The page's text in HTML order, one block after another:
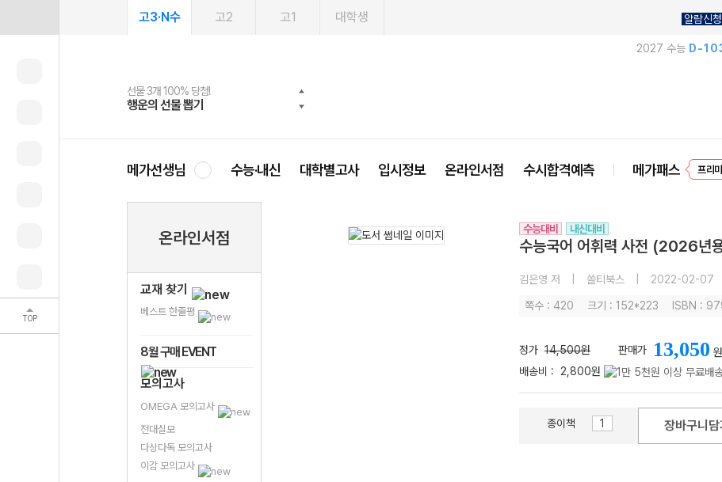
TOP
고3·N수 고2 고1 대학생 알람신청
2027 수능 D-
선물 3개 100% 당첨!
행운의 선물 뽑기
선물 100% 증정!
메가스터디 X 올리브
여름방학 스터디 캐시백
메가런 썸머스쿨
2027 러셀 단과
강사 공개선발
스마트러닝앱
설문 EVENT
메가패스
3일 무료 체험권
메가패스 수강생 무료혜택!
메가클럽 멤버십
사회공헌 캠페인
희망이룸 메가나눔
메가선생님 수능·내신 대학별고사 입시정보 온라인서점 수시합격예측 메가패스
온라인서점
교재 찾기
베스트 한줄평
8월 구매 EVENT
모의고사
OMEGA 모의고사
전대실모
다상다독 모의고사
이감 모의고사
수능대비 내신대비
수능국어 어휘력 사전 (2026년
김은영 저 쏠티북스 2022-02-07
쪽수 : 420 크기 : 152*223 ISBN :
정가 14,500원 판매가 13,050 원
배송비 : 2,800원
종이책 장바구니담